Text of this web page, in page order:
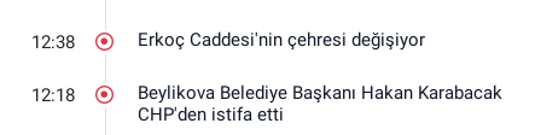
12:38 Erkoç Caddesi'nin çehresi değişiyor
12:18
Beylikova Belediye Başkanı Hakan Karabacak
CHP'den istifa etti